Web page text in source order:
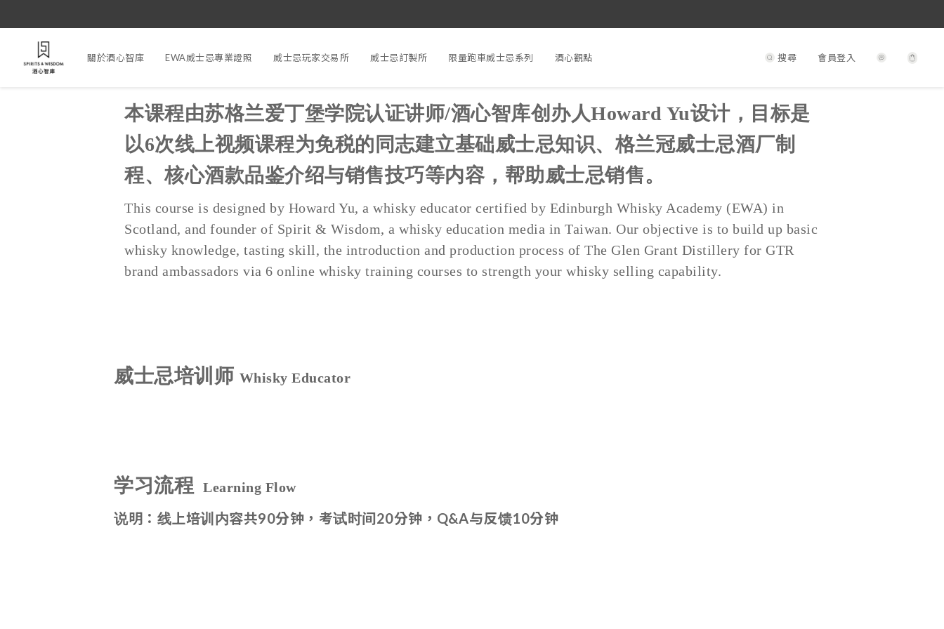
關於酒心智庫 EWA威士忌專業證照 威士忌玩家交易所 威士忌訂製所 限量跑車威士忌系列 酒心觀點 搜尋 會員登入
本课程由苏格兰爱丁堡学院认证讲师/酒心智库创办人Howard Yu设计，目标是
以6次线上视频课程为免税的同志建立基础威士忌知识、格兰冠威士忌酒厂制
程、核心酒款品鉴介绍与销售技巧等内容，帮助威士忌销售。
This course is designed by Howard Yu, a whisky educator certified by Edinburgh Whisky Academy (EWA) in
Scotland, and founder of Spirit & Wisdom, a whisky education media in Taiwan. Our objective is to build up basic
whisky knowledge, tasting skill, the introduction and production process of The Glen Grant Distillery for GTR
brand ambassadors via 6 online whisky training courses to strength your whisky selling capability.
威士忌培训师 Whisky Educator
学习流程 Learning Flow
说明：线上培训内容共90分钟，考试时间20分钟，Q&A与反馈10分钟